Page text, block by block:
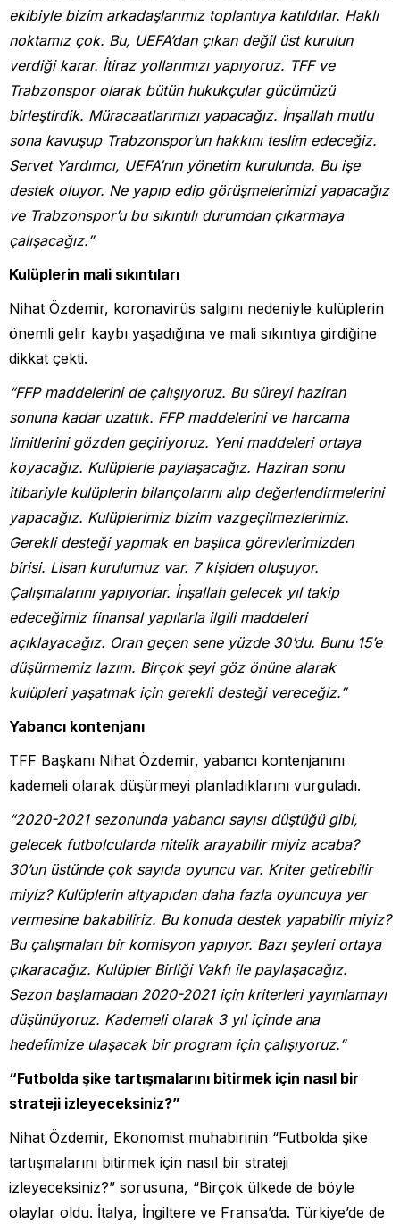
ekibiyle bizim arkadaşlarımız toplantıya katıldılar. Haklı
noktamız çok. Bu, UEFA’dan çıkan değil üst kurulun
verdiği karar. İtiraz yollarımızı yapıyoruz. TFF ve
Trabzonspor olarak bütün hukukçular gücümüzü
birleştirdik. Müracaatlarımızı yapacağız. İnşallah mutlu
sona kavuşup Trabzonspor’un hakkını teslim edeceğiz.
Servet Yardımcı, UEFA’nın yönetim kurulunda. Bu işe
destek oluyor. Ne yapıp edip görüşmelerimizi yapacağız
ve Trabzonspor’u bu sıkıntılı durumdan çıkarmaya
çalışacağız.”
Kulüplerin mali sıkıntıları
Nihat Özdemir, koronavirüs salgını nedeniyle kulüplerin
önemli gelir kaybı yaşadığına ve mali sıkıntıya girdiğine
dikkat çekti.
“FFP maddelerini de çalışıyoruz. Bu süreyi haziran
sonuna kadar uzattık. FFP maddelerini ve harcama
limitlerini gözden geçiriyoruz. Yeni maddeleri ortaya
koyacağız. Kulüplerle paylaşacağız. Haziran sonu
itibariyle kulüplerin bilançolarını alıp değerlendirmelerini
yapacağız. Kulüplerimiz bizim vazgeçilmezlerimiz.
Gerekli desteği yapmak en başlıca görevlerimizden
birisi. Lisan kurulumuz var. 7 kişiden oluşuyor.
Çalışmalarını yapıyorlar. İnşallah gelecek yıl takip
edeceğimiz finansal yapılarla ilgili maddeleri
açıklayacağız. Oran geçen sene yüzde 30’du. Bunu 15’e
düşürmemiz lazım. Birçok şeyi göz önüne alarak
kulüpleri yaşatmak için gerekli desteği vereceğiz.”
Yabancı kontenjanı
TFF Başkanı Nihat Özdemir, yabancı kontenjanını
kademeli olarak düşürmeyi planladıklarını vurguladı.
“2020-2021 sezonunda yabancı sayısı düştüğü gibi,
gelecek futbolcularda nitelik arayabilir miyiz acaba?
30’un üstünde çok sayıda oyuncu var. Kriter getirebilir
miyiz? Kulüplerin altyapıdan daha fazla oyuncuya yer
vermesine bakabiliriz. Bu konuda destek yapabilir miyiz?
Bu çalışmaları bir komisyon yapıyor. Bazı şeyleri ortaya
çıkaracağız. Kulüpler Birliği Vakfı ile paylaşacağız.
Sezon başlamadan 2020-2021 için kriterleri yayınlamayı
düşünüyoruz. Kademeli olarak 3 yıl içinde ana
hedefimize ulaşacak bir program için çalışıyoruz.”
“Futbolda şike tartışmalarını bitirmek için nasıl bir
strateji izleyeceksiniz?”
Nihat Özdemir, Ekonomist muhabirinin “Futbolda şike
tartışmalarını bitirmek için nasıl bir strateji
izleyeceksiniz?” sorusuna, “Birçok ülkede de böyle
olaylar oldu. İtalya, İngiltere ve Fransa’da. Türkiye’de de